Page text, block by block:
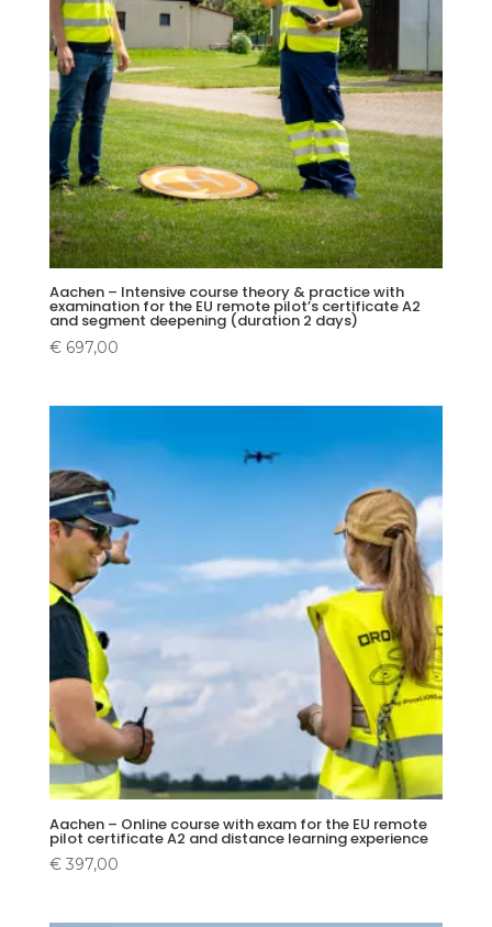
Aachen – Intensive course theory & practice with
examination for the EU remote pilot’s certificate A2
and segment deepening (duration 2 days)
€697,00
Aachen – Online course with exam for the EU remote
pilot certificate A2 and distance learning experience
€397,00